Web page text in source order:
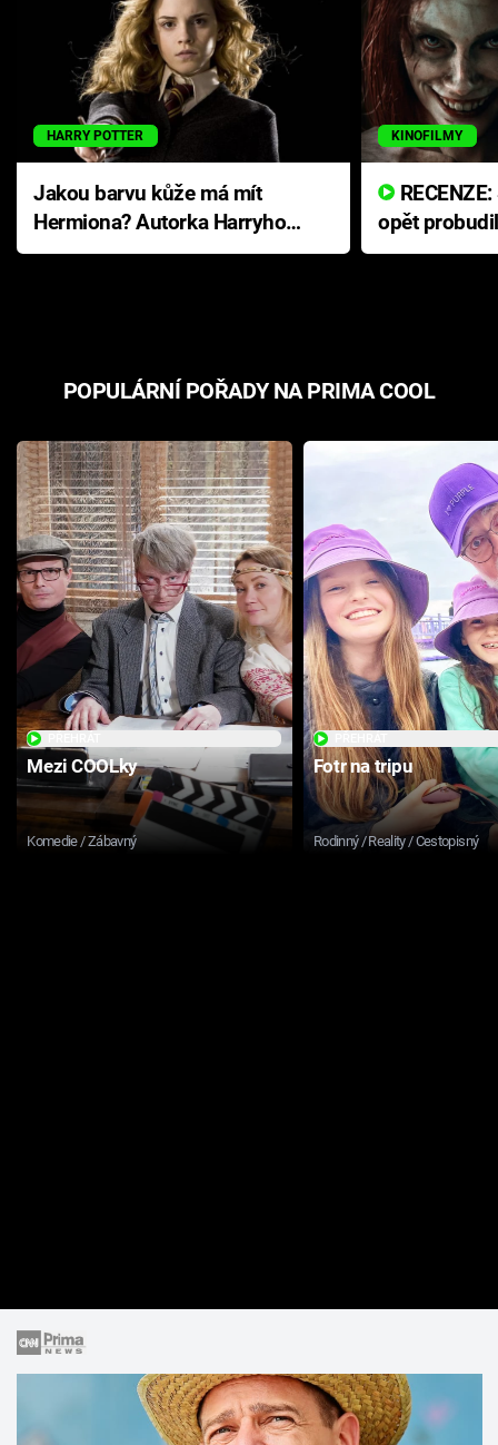
HARRY POTTER
Jakou barvu kůže má mít
Hermiona? Autorka Harryho
Pottera přišla s ráznou
KINOFILMY
opět
přichází s
POPULÁRNÍ POŘADY NA PRIMA COOL
Mezi COOLky
Komedie / Zábavný
Fotr na tripu
Rodinný / Reality / Cestopisný